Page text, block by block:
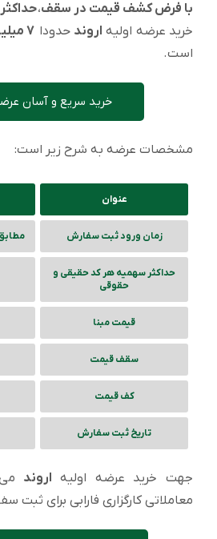
با فرض کشف قیمت در سقف،
خرید عرضه اولیه اروند حدودا 7 میلیون و 528 هزار تومان
است.
خرید سریع و آسان
مشخصات عرضه به شرح زیر است:
عنوان
زمان ورود ثبت سفارش
حداکثر سهمیه هر کد حقیقی و
حقوقی
قیمت مبنا
سقف قیمت
کف قیمت
تاریخ ثبت سفارش
جهت خرید عرضه اولیه اروند
معاملاتی کارگزاری فارابی برای ثبت